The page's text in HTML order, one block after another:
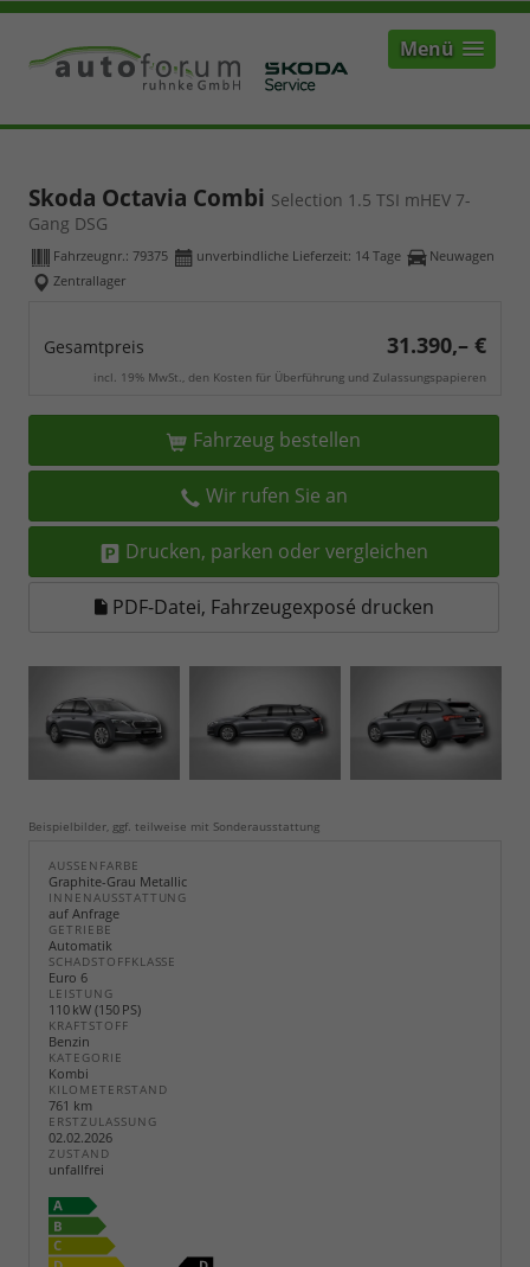
Menü
Skoda Octavia Combi Selection 1.5 TSI mHEV 7-
Gang DSG
Fahrzeugnr.: 79375 unverbindliche Lieferzeit: 14 Tage
Neuwagen
Zentrallager
Gesamtpreis 31.390,– €
incl. 19% MwSt., den Kosten für Überführung und Zulassungspapieren
Fahrzeug bestellen
Wir rufen Sie an
Drucken, parken oder vergleichen
PDF-Datei, Fahrzeugexposé drucken
Beispielbilder, ggf. teilweise mit Sonderausstattung
AUSSENFARBE
Graphite-Grau Metallic
INNENAUSSTATTUNG
auf Anfrage
GETRIEBE
Automatik
SCHADSTOFFKLASSE
Euro 6
LEISTUNG
110 kW (150 PS)
KRAFTSTOFF
Benzin
KATEGORIE
Kombi
KILOMETERSTAND
761 km
ERSTZULASSUNG
02.02.2026
ZUSTAND
unfallfrei